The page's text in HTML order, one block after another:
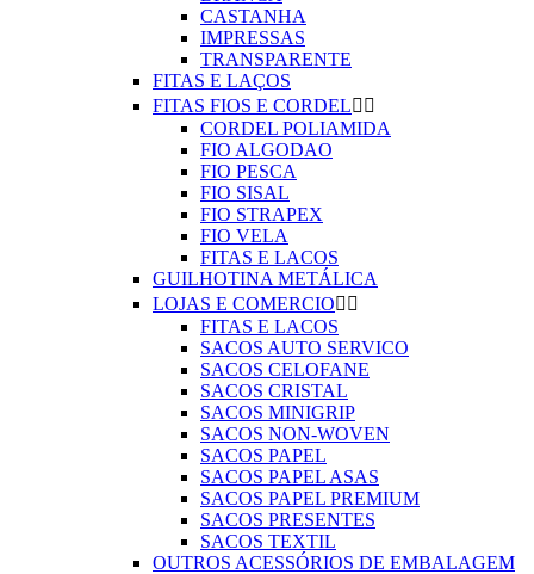
CASTANHA
IMPRESSAS
TRANSPARENTE
FITAS E LAÇOS
FITAS FIOS E CORDEL 
CORDEL POLIAMIDA
FIO ALGODAO
FIO PESCA
FIO SISAL
FIO STRAPEX
FIO VELA
FITAS E LACOS
GUILHOTINA METÁLICA
LOJAS E COMERCIO 
FITAS E LACOS
SACOS AUTO SERVICO
SACOS CELOFANE
SACOS CRISTAL
SACOS MINIGRIP
SACOS NON-WOVEN
SACOS PAPEL
SACOS PAPEL ASAS
SACOS PAPEL PREMIUM
SACOS PRESENTES
SACOS TEXTIL
OUTROS ACESSÓRIOS DE EMBALAGEM